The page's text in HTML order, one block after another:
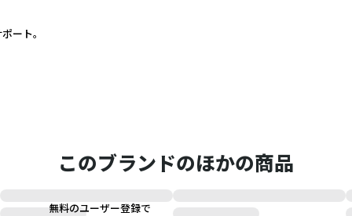
ート。
このブランドのほかの商品
無料のユーザー登録で